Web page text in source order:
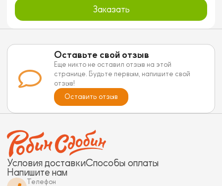
Заказать
Оставьте свой отзыв
Еще никто не оставил отзыв на этой
странице. Будьте первым, напишите свой
отзыв!
Оставить отзыв
Условия доставкиСпособы оплаты
Напишите нам
Телефон